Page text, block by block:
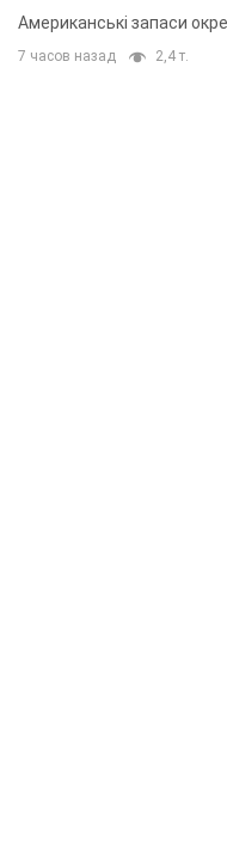
Американські запаси
7 часов назад 2,4 т.